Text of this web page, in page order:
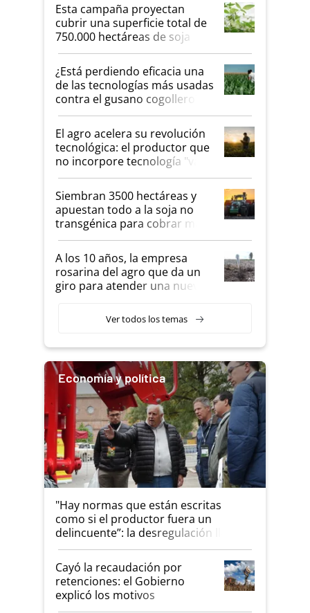
Esta campaña proyectan
cubrir una superficie total de
750.000 hectáreas de soja
sembradas con una nueva
generación de variedades que
marcan un salto tecnológico
en genética y rendimiento
¿Está perdiendo eficacia una
de las tecnologías más usadas
contra el gusano cogollero? El
desafío de una tecnología
clave
El agro acelera su revolución
tecnológica: el productor que
no incorpore tecnología "va a
perder el tren"
Siembran 3500 hectáreas y
apuestan todo a la soja no
transgénica para cobrar más
por tonelada: compraron un
semillero
A los 10 años, la empresa
rosarina del agro que da un
giro para atender una nueva
Ver todos los temas
Economía y política
"Hay normas que están escritas
como si el productor fuera un
delincuente”: la desregulación llegó
al Congreso Aapresid y hasta se
habló del financiamiento al IPCVA
Cayó la recaudación por
retenciones: el Gobierno
explicó los motivos